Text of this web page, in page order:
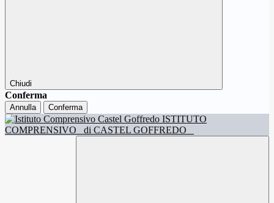
Chiudi
Conferma
Annulla Conferma
ISTITUTO
COMPRENSIVO
di CASTEL GOFFREDO